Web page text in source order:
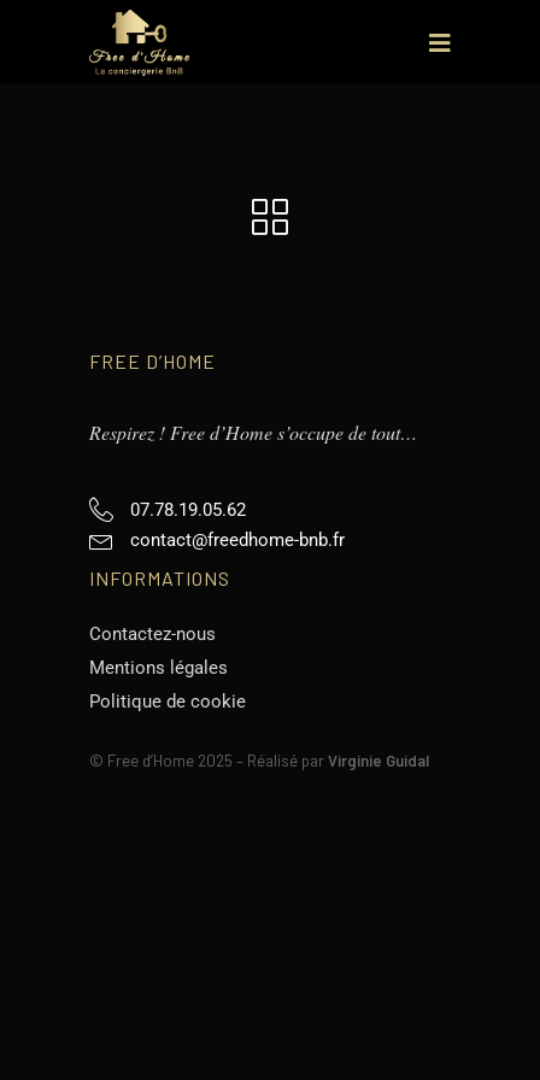
FREE D’HOME
Respirez ! Free d’Home s’occupe de tout…
07.78.19.05.62
contact@freedhome-bnb.fr
INFORMATIONS
Contactez-nous
Mentions légales
Politique de cookie
© Free d’Home 2025 – Réalisé parVirginie Guidal